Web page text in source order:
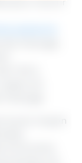
le prix moyen
% entre